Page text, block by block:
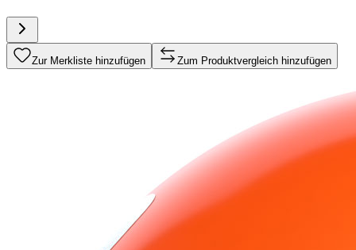
Zur Merkliste hinzufügen Zum Produktvergleich hinzufügen